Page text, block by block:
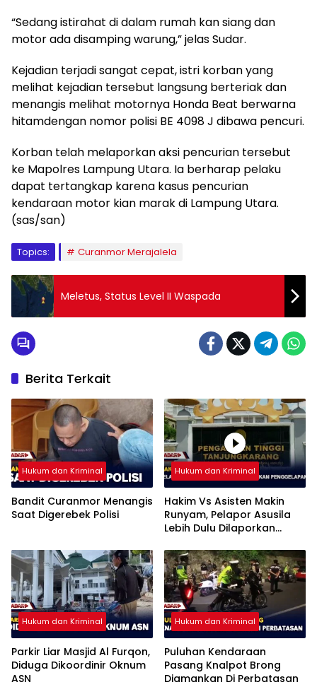
“Sedang istirahat di dalam rumah kan siang dan
motor ada disamping warung,” jelas Sudar.
Kejadian terjadi sangat cepat, istri korban yang
melihat kejadian tersebut langsung berteriak dan
menangis melihat motornya Honda Beat berwarna
hitamdengan nomor polisi BE 4098 J dibawa pencuri.
Korban telah melaporkan aksi pencurian tersebut
ke Mapolres Lampung Utara. Ia berharap pelaku
dapat tertangkap karena kasus pencurian
kendaraan motor kian marak di Lampung Utara.
(sas/san)
Topics: Curanmor Merajalela
Meletus, Status Level II Waspada
Berita Terkait
Hukum dan Kriminal
Bandit Curanmor Menangis
Saat Digerebek Polisi
Hukum dan Kriminal
Hakim Vs Asisten Makin
Runyam, Pelapor Asusila
Lebih Dulu Dilaporkan
Hukum dan Kriminal
Parkir Liar Masjid Al Furqon,
Diduga Dikoordinir Oknum
ASN
Hukum dan Kriminal
Puluhan Kendaraan
Pasang Knalpot Brong
Diamankan Di Perbatasan